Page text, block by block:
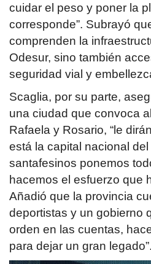
cuidar el peso y poner la
corresponde”. Subrayó
comprenden la
Odesur, sino también
seguridad vial y
Scaglia, por su parte,
una ciudad que convoca
Rafaela y Rosario, “le
está la capital nacional
santafesinos ponemos
hacemos el esfuerzo que
Añadió que la provincia
deportistas y un gobierno
orden en las cuentas,
para dejar un gran legado”.